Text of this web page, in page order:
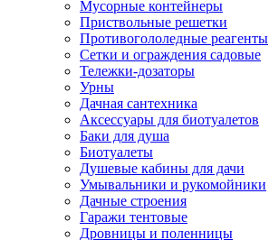
Мусорные контейнеры
Приствольные решетки
Противогололедные реагенты
Сетки и ограждения садовые
Тележки-дозаторы
Урны
Дачная сантехника
Аксессуары для биотуалетов
Баки для душа
Биотуалеты
Душевые кабины для дачи
Умывальники и рукомойники
Дачные строения
Гаражи тентовые
Дровницы и поленницы